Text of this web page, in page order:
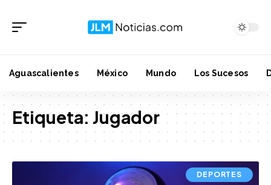
Aguascalientes México Mundo Los Sucesos
Etiqueta: Jugador
DEPORTES